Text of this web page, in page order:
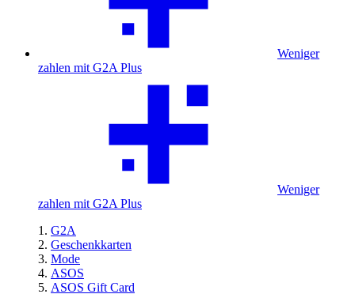
Weniger
zahlen mit G2A Plus
Weniger
zahlen mit G2A Plus
G2A
Geschenkkarten
Mode
ASOS
ASOS Gift Card